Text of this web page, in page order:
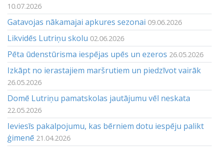
10.07.2026
Gatavojas nākamajai apkures sezonai 09.06.2026
Likvidēs Lutriņu skolu 02.06.2026
Pēta ūdenstūrisma iespējas upēs un ezeros 26.05.2026
Izkāpt no ierastajiem maršrutiem un piedzīvot vairāk
26.05.2026
Domē Lutriņu pamatskolas jautājumu vēl neskata
22.05.2026
Ieviesīs pakalpojumu, kas bērniem dotu iespēju palikt
ģimenē 21.04.2026